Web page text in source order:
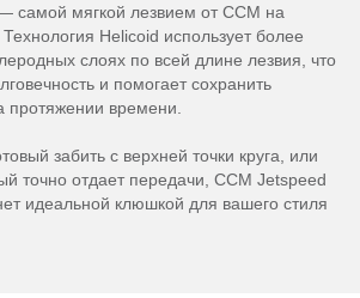
самой мягкой лезвием от CCM на
Helicoid использует более
слоях по всей длине лезвия, что
и помогает сохранить
протяжении времени.
забить с верхней точки круга, или
точно отдает передачи, CCM Jetspeed
идеальной клюшкой для вашего стиля